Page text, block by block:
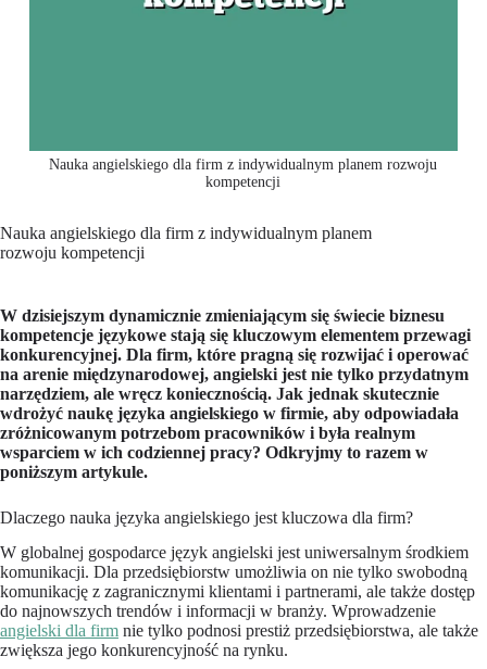
Nauka angielskiego dla firm z indywidualnym planem rozwoju
kompetencji
Nauka angielskiego dla firm z indywidualnym planem
rozwoju kompetencji
W dzisiejszym dynamicznie zmieniającym się świecie biznesu
kompetencje językowe stają się kluczowym elementem przewagi
konkurencyjnej. Dla firm, które pragną się rozwijać i operować
na arenie międzynarodowej, angielski jest nie tylko przydatnym
narzędziem, ale wręcz koniecznością. Jak jednak skutecznie
wdrożyć naukę języka angielskiego w firmie, aby odpowiadała
zróżnicowanym potrzebom pracowników i była realnym
wsparciem w ich codziennej pracy? Odkryjmy to razem w
poniższym artykule.
Dlaczego nauka języka angielskiego jest kluczowa dla firm?
W globalnej gospodarce język angielski jest uniwersalnym środkiem
komunikacji. Dla przedsiębiorstw umożliwia on nie tylko swobodną
komunikację z zagranicznymi klientami i partnerami, ale także dostęp
do najnowszych trendów i informacji w branży. Wprowadzenie
angielski dla firm nie tylko podnosi prestiż przedsiębiorstwa, ale także
zwiększa jego konkurencyjność na rynku.